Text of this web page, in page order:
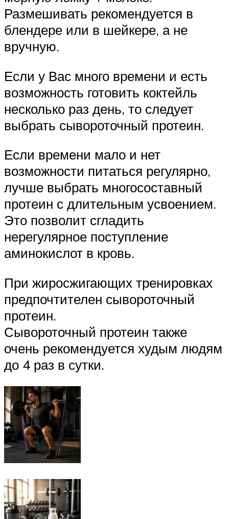
Размешивать рекомендуется в
блендере или в шейкере, а не
вручную.
Если у Вас много времени и есть
возможность готовить коктейль
несколько раз день, то следует
выбрать сывороточный протеин.
Если времени мало и нет
возможности питаться регулярно,
лучше выбрать многосоставный
протеин с длительным усвоением.
Это позволит сгладить
нерегулярное поступление
аминокислот в кровь.
При жиросжигающих тренировках
предпочтителен сывороточный
протеин.
Сывороточный протеин также
очень рекомендуется худым людям
до 4 раз в сутки.